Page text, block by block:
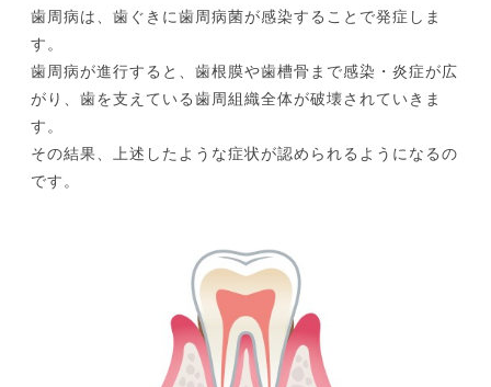
歯周病は、歯ぐきに歯周病菌が感染することで発症しま
す。
歯周病が進行すると、歯根膜や歯槽骨まで感染・炎症が広
がり、歯を支えている歯周組織全体が破壊されていきま
す。
その結果、上述したような症状が認められるようになるの
です。